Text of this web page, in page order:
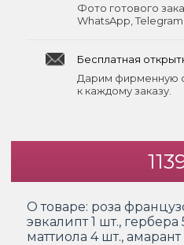
Фото готового
WhatsApp,
Бесплатная
Дарим фирменную
к каждому заказу.
О товаре: роза
эвкалипт 1 шт.,
маттиола 4 шт.,